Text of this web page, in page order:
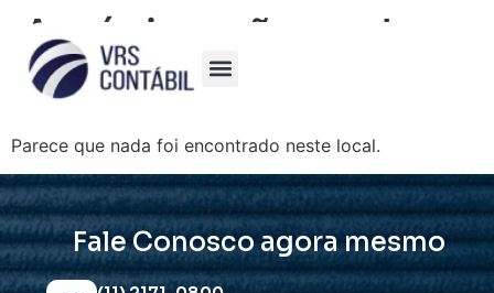
A página não pode
ser encontrada.
Parece que nada foi encontrado neste local.
Fale Conosco agora mesmo